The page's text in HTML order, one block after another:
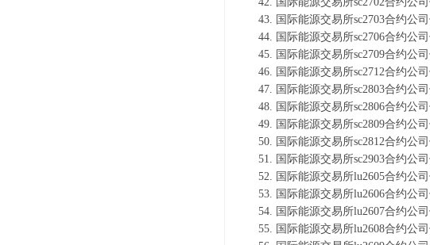
国际能源交易所sc2703合约公
国际能源交易所sc2706合约公
国际能源交易所sc2709合约公
国际能源交易所sc2712合约公
国际能源交易所sc2803合约公
国际能源交易所sc2806合约公
国际能源交易所sc2809合约公
国际能源交易所sc2812合约公
国际能源交易所sc2903合约公
国际能源交易所lu2605合约公
国际能源交易所lu2606合约公
国际能源交易所lu2607合约公
国际能源交易所lu2608合约公